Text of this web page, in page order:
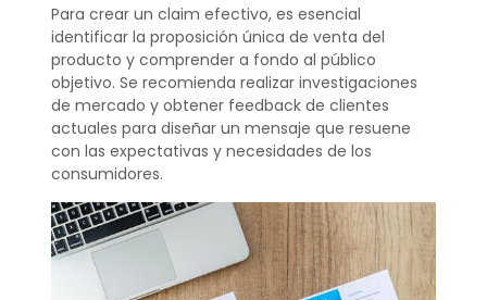
Para crear un claim efectivo, es esencial
identificar la proposición única de venta del
producto y comprender a fondo al público
objetivo. Se recomienda realizar investigaciones
de mercado y obtener feedback de clientes
actuales para diseñar un mensaje que resuene
con las expectativas y necesidades de los
consumidores.